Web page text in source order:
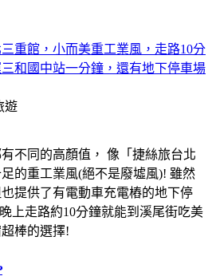
重館，小而美重工業風，走路10分
和國中站一分鐘，還有地下停車場
遊
不同的高顏值， 像「捷絲旅台北
的重工業風(絕不是廢墟風)! 雖然
提供了有電動車充電樁的地下停
上走路約10分鐘就能到溪尾街吃美
棒的選擇!